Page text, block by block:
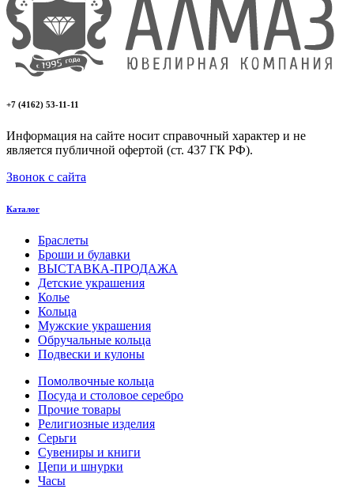
+7 (4162) 53-11-11
Информация на сайте носит справочный характер и не
является публичной офертой (ст. 437 ГК РФ).
Звонок с сайта
Каталог
Браслеты
Броши и булавки
ВЫСТАВКА-ПРОДАЖА
Детские украшения
Колье
Кольца
Мужские украшения
Обручальные кольца
Подвески и кулоны
Помолвочные кольца
Посуда и столовое серебро
Прочие товары
Религиозные изделия
Серьги
Сувениры и книги
Цепи и шнурки
Часы